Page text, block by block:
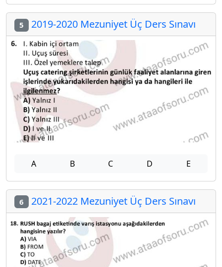
5 2019-2020 Mezuniyet Üç Ders Sınavı
A B C D E
6 2021-2022 Mezuniyet Üç Ders Sınavı